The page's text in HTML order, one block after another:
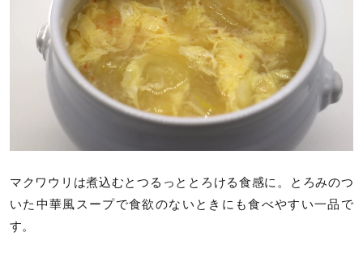
マクワウリは煮込むとつるっととろける食感に。とろみのつ
いた中華風スープで食欲のないときにも食べやすい一品で
す。